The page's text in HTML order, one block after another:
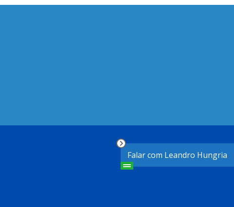
Falar com Leandro Hungria